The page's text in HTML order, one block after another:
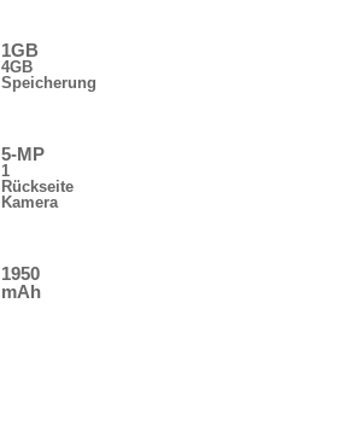
1GB
4GB
Speicherung
5-MP
1
Rückseite
Kamera
1950
mAh